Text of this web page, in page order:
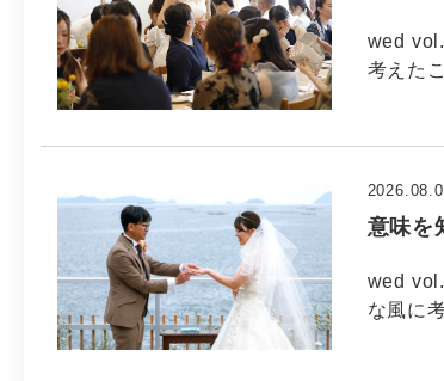
wed
考えた
意味を
wed
な風に